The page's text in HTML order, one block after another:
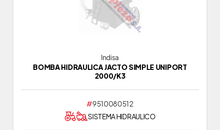
Indisa
BOMBA HIDRAULICA JACTO SIMPLE UNIPORT
2000/K3
#9510080512
SISTEMA HIDRAULICO